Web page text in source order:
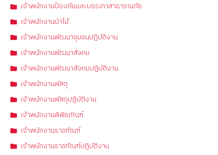
เจ้าพนักงานป้องกันและบรรเทาสาธารณภัย
เจ้าพนักงานป่าไม้
เจ้าพนักงานพัฒนาชุมชนปฏิบัติงาน
เจ้าพนักงานพัฒนาสังคม
เจ้าพนักงานพัฒนาสังคมปฏิบัติงาน
เจ้าพนักงานพัสดุ
เจ้าพนักงานพัสดุปฏิบัติงาน
เจ้าพนักงานพิพิธภัณฑ์
เจ้าพนักงานราชทัณฑ์
เจ้าพนักงานราชทัณฑ์ปฏิบัติงาน